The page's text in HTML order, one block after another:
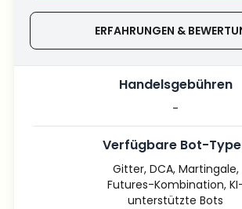
ERFAHRUNGEN &
Handelsgebühren
-
Verfügbare Bot-
Gitter, DCA, Martingale,
Futures-Kombination,
unterstützte Bots